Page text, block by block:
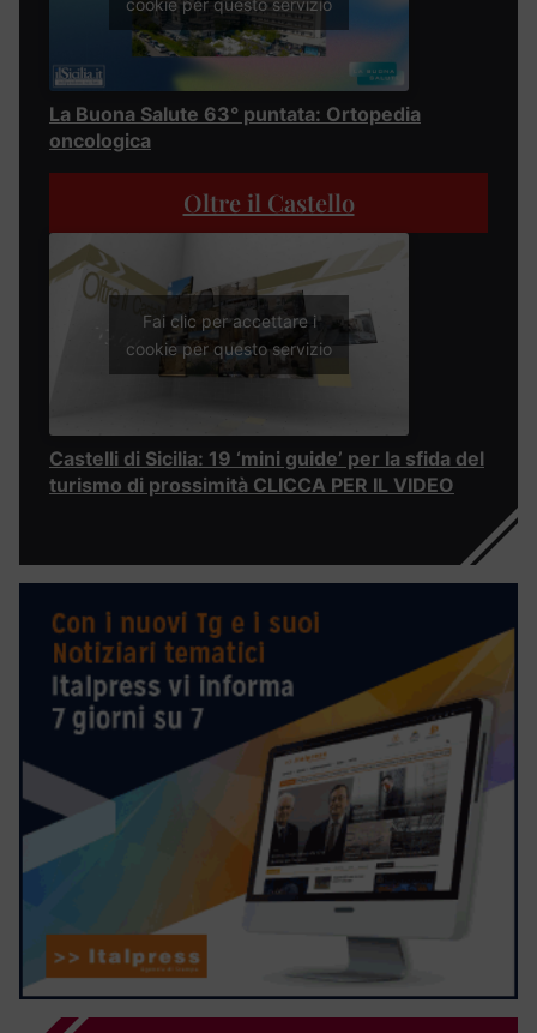
cookie per questo servizio
La Buona Salute 63° puntata: Ortopedia
oncologica
Oltre il Castello
Fai clic per accettare i
cookie per questo servizio
Castelli di Sicilia: 19 ‘mini guide’ per la sfida del
turismo di prossimità CLICCA PER IL VIDEO